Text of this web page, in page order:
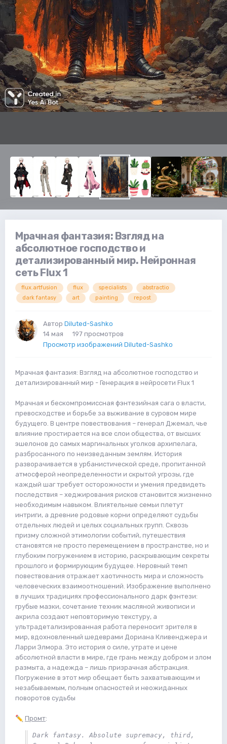
Мрачная фантазия: Взгляд на
абсолютное господство и
детализированный мир. Нейронная
сеть Flux 1
flux.artfusion flux specialists
abstractio
dark fantasy
art painting repost
Автор Diluted-Sashko
14 мая
197 просмотров
Просмотр изображений Diluted-Sashko
Мрачная фантазия: Взгляд на абсолютное господство и
детализированный мир - Генерация в нейросети Flux 1
Мрачная и бескомпромиссная фэнтезийная сага о власти,
превосходстве и борьбе за выживание в суровом мире
будущего. В центре повествования – генерал Джемал, чье
влияние простирается на все слои общества, от высших
эшелонов до самых маргинальных уголков архипелага,
разбросанного по неизведанным землям. История
разворачивается в урбанистической среде, пропитанной
атмосферой неопределенности и скрытой угрозы, где
каждый шаг требует осторожности и умения предвидеть
последствия – хеджирования рисков становится жизненно
необходимым навыком. Влиятельные семьи плетут
интриги, а древние родовые корни определяют судьбы
отдельных людей и целых социальных групп. Сквозь
призму сложной этимологии событий, путешествия
становятся не просто перемещением в пространстве, но и
глубоким погружением в историю, раскрывающим секреты
прошлого и формирующим будущее. Неровный темп
повествования отражает хаотичность мира и сложность
человеческих взаимоотношений. Изображение выполнено
в лучших традициях профессионального дарк фэнтези:
грубые мазки, сочетание техник масляной живописи и
акрила создают неповторимую текстуру, а
ультрадетализированная работа переносит зрителя в
мир, вдохновленный шедеврами Дориана Кливенджера и
Ларри Элмора. Это история о силе, утрате и цене
абсолютной власти в мире, где грань между добром и злом
размыта, а надежда – лишь призрачная абстракция.
Погружение в этот мир обещает быть захватывающим и
незабываемым, полным опасностей и неожиданных
поворотов судьбы
✏️ Промт:
Dark fantasy. Absolute supremacy, third,